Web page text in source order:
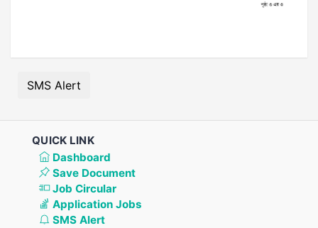
SMS Alert
QUICK LINK
Dashboard
Save Document
Job Circular
Application Jobs
SMS Alert